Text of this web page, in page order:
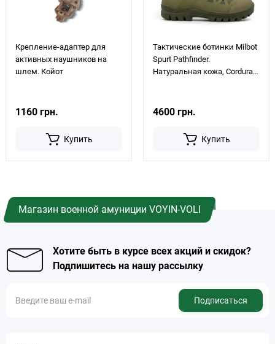
Крепление-адаптер для
активных наушников на
шлем. Койот
1160 грн.
Купить
Тактические ботинки Milbot
Spurt Pathfinder.
Натуральная кожа, Cordura.
4600 грн.
Купить
Магазин военной амуниции VOYIN-VOLI
Хотите быть в курсе всех акций и скидок?
Подпишитесь на нашу рассылку
Подписаться